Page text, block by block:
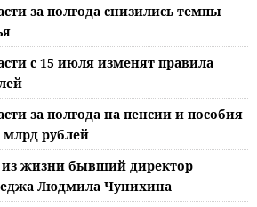
за полгода снизились темпы
с 15 июля изменят правила
за полгода на пенсии и пособия
млрд рублей
из жизни бывший директор
Людмила Чунихина